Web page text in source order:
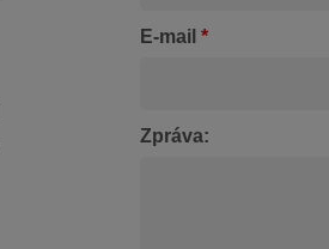
E-mail *
Zpráva: